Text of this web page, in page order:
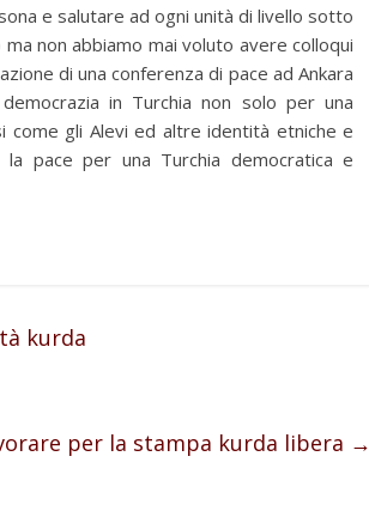
e salutare ad ogni unità di livello sotto
non abbiamo mai voluto avere colloqui
di una conferenza di pace ad Ankara
in Turchia non solo per una
come gli Alevi ed altre identità etniche e
pace per una Turchia democratica e
kurda
per la stampa kurda libera →